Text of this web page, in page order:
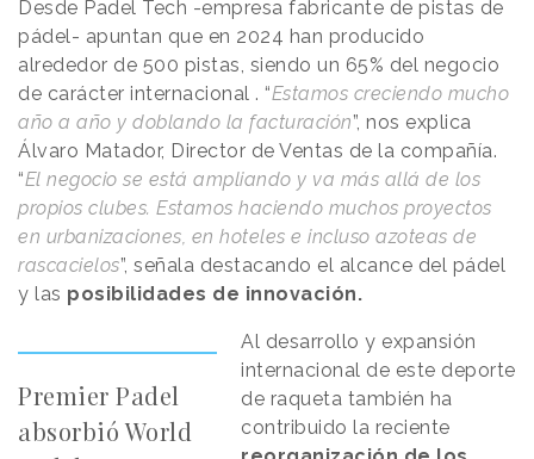
Desde Padel Tech -empresa fabricante de pistas de
pádel- apuntan que en 2024 han producido
alrededor de 500 pistas, siendo un 65% del negocio
de carácter internacional . “Estamos creciendo mucho
año a año y doblando la facturación”, nos explica
Álvaro Matador, Director de Ventas de la compañía.
“El negocio se está ampliando y va más allá de los
propios clubes. Estamos haciendo muchos proyectos
en urbanizaciones, en hoteles e incluso azoteas de
rascacielos”, señala destacando el alcance del pádel
y las posibilidades de innovación.
Premier Padel
absorbió World
Al desarrollo y expansión
internacional de este deporte
de raqueta también ha
contribuido la reciente